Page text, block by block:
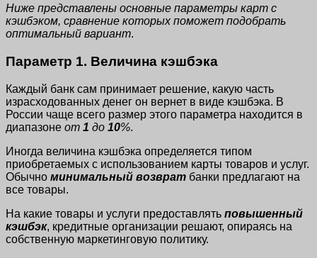
Ниже представлены основные параметры карт с
кэшбэком, сравнение которых поможет подобрать
оптимальный вариант.
Параметр 1. Величина кэшбэка
Каждый банк сам принимает решение, какую часть
израсходованных денег он вернет в виде кэшбэка. В
России чаще всего размер этого параметра находится в
диапазоне от 1 до 10%.
Иногда величина кэшбэка определяется типом
приобретаемых с использованием карты товаров и услуг.
Обычно минимальный возврат банки предлагают на
все товары.
На какие товары и услуги предоставлять повышенный
кэшбэк, кредитные организации решают, опираясь на
собственную маркетинговую политику.